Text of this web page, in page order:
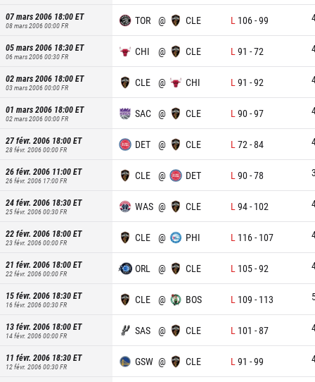
07 mars 2006 18:00ET
08 mars 2006 00:00FR TOR @ CLE L 106-99
05 mars 2006 18:30ET
06 mars 2006 00:30FR CHI @ CLE L 91 -72
02 mars 2006 18:00ET
03 mars 2006 00:00FR CLE @ CHI L 91 -92
01 mars 2006 18:00ET
02 mars 2006 00:00FR SAC @ CLE L 90-97
27 févr. 2006 18:00ET
28 févr. 2006 00:00FR DET @ CLE L 72 -84
26 févr. 2006 11:00ET
26 févr. 2006 17:00FR CLE @ DET L 90-78
24 févr. 2006 18:30ET
25 févr. 2006 00:30FR WAS @ CLE L 94- 102
22 févr. 2006 18:00ET
23 févr. 2006 00:00FR CLE @ PHI L 116- 107
21 févr. 2006 18:00ET
22 févr. 2006 00:00FR ORL @ CLE L 105-92
15 févr. 2006 18:30ET
16 févr. 2006 00:30FR CLE @ BOS L 109 - 113
13 févr. 2006 18:00ET
14 févr. 2006 00:00FR SAS @ CLE L 101 -87
11 févr. 2006 18:30ET
12 févr. 2006 00:30FR GSW @ CLE L 91 -99